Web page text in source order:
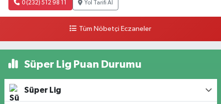
0 (232) 512 98 11 Yol Tarifi Al
Tüm Nöbetçi Eczaneler
Süper Lig Puan Durumu
Süper Lig